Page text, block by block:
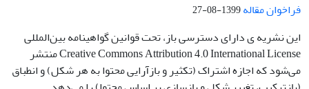
فراخوان مقاله1399-08-27
این نشریه ی دارای دسترسی باز، تحت قوانین گواهینامه بین‌المللی
Creative Commons Attribution 4.0 International License منتشر
می‌شود که اجازه اشتراک (تکثیر و بازآرایی محتوا به هر شکل) و انطباق